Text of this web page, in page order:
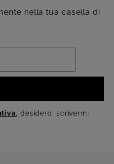
nella tua casella di
, desidero iscrivermi